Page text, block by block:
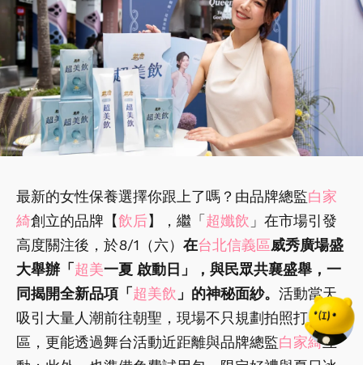
最新的女性保養選擇你跟上了嗎？由品牌總監白家
綺創立的品牌【飲后】，繼「 超孅飲 」在市場引發
高度關注後，於8/1（六） 在台北信義區威秀廣場盛
大舉辦「 超美一夏 啟動日」，與民眾共襄盛舉，一
同揭開全新品項「 超美飲 」的神秘面紗。 活動當天
吸引大量人潮前往朝聖，現場不只規劃拍照打卡
區，更能透過舞台活動近距離與品牌總監白家綺互